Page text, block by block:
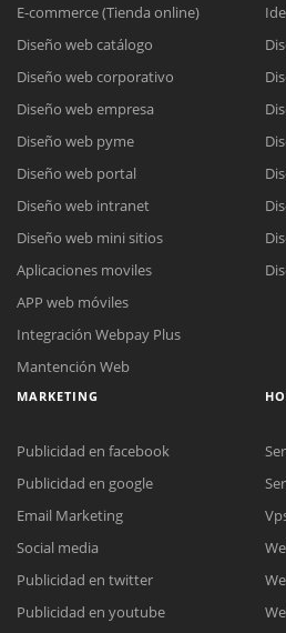
Reunión
Nuestros ejecutivos le enviarán un
Meet para la
Complete el formulario y nos
Chat
Todos nuestros ejecutivos están fuera
para enviarnos un correo
E-commerce (Tienda online)
Diseño web catálogo
Diseño web corporativo
Diseño web empresa
Diseño web pyme
Diseño web portal
Diseño web intranet
Diseño web mini sitios
Aplicaciones moviles
APP web móviles
Integración Webpay Plus
Mantención Web
MARKETING
Publicidad en facebook
Publicidad en google
Email Marketing
Social media
Publicidad en twitter
Publicidad en youtube